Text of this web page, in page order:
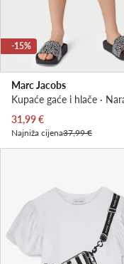
-15%
Marc Jacobs
Trenutna cijena
31,99€
Najniža cijena37,99 €